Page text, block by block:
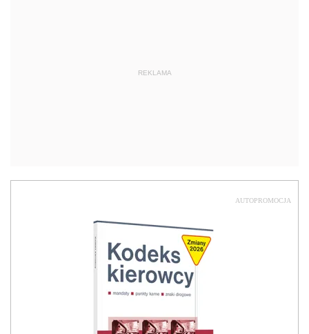
REKLAMA
AUTOPROMOCJA